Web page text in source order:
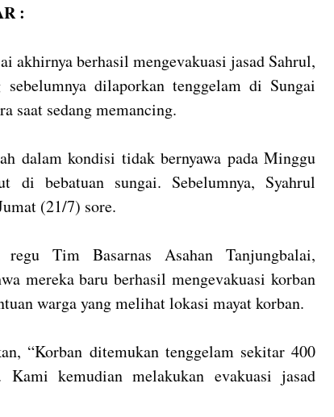
:
akhirnya berhasil mengevakuasi jasad Sahrul,
dilaporkan tenggelam di Sungai
saat sedang memancing.
dalam kondisi tidak bernyawa pada Minggu
di bebatuan sungai. Sebelumnya, Syahrul
(21/7) sore.
Tim Basarnas Asahan Tanjungbalai,
mereka baru berhasil mengevakuasi korban
warga yang melihat lokasi mayat korban.
“Korban ditemukan tenggelam sekitar 400
kemudian melakukan evakuasi jasad